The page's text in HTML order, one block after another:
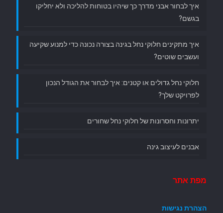
איך לבחור אבני מדרך כך שיהיו בטוחות להליכה ולא יחליקו
בגשם?
איך מתקינים חלוקי נחל בגינה בצורה נכונה כדי למנוע שקיעה
ועשבים שוטים?
חלוקי נחל גדולים או קטנים: איך לבחור את הגודל הנכון
לפרויקט שלך?
יתרונות וחסרונות של חלוקי נחל שחורים
אבנים לעיצוב גינה
מפת אתר
הצהרת נגישות